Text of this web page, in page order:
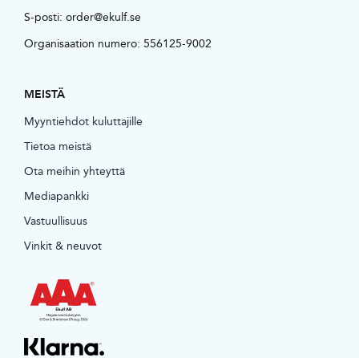
S-posti: order@ekulf.se
Organisaation numero: 556125-9002
MEISTÄ
Myyntiehdot kuluttajille
Tietoa meistä
Ota meihin yhteyttä
Mediapankki
Vastuullisuus
Vinkit & neuvot